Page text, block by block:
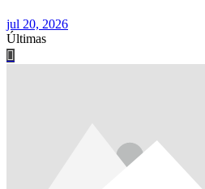
jul 20, 2026
Últimas